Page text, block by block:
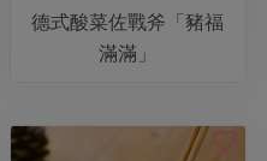
個人清潔
德式酸菜佐戰斧「豬福
滿滿」